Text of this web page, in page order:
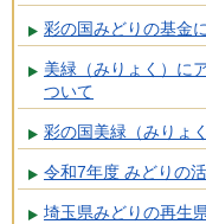
彩の国みどりの基金
美緑（みりょく）に
ついて
彩の国美緑（みりょ
令和7年度 みどりの
埼玉県みどりの再生